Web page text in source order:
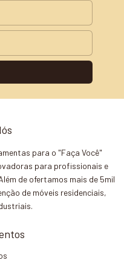
para o "Faça Você"
para profissionais e
de ofertamos mais de 5mil
de móveis residenciais,